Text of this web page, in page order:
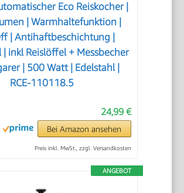
Eco Reiskocher |
| Warmhaltefunktion |
| Antihaftbeschichtung |
| inkl Reislöffel + Messbecher
| 500 Watt | Edelstahl |
RCE-110118.5
24,99 €
Bei Amazon ansehen
Preis inkl. MwSt., zzgl. Versandkosten
ANGEBOT